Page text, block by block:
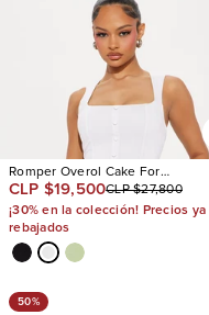
Romper Overol Cake For
Breakfast
CLP $19,500CLP $27,800
¡30% en la colección! Precios ya
rebajados
50%